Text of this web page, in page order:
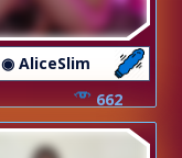
◉ AliceSlim
662